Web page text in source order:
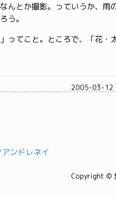
んとか撮影。っていうか、雨
う。
てこと。ところで、「花・
2005-03-12
ンドレネイ
Copyright ©